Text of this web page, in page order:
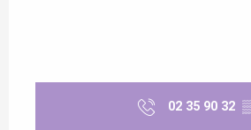
02 35 90 32